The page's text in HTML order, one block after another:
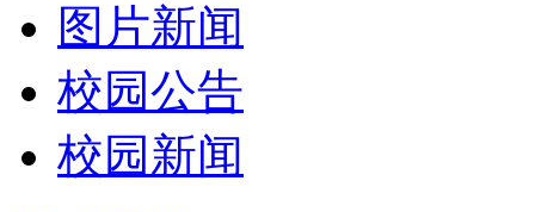
图片新闻
校园公告
校园新闻